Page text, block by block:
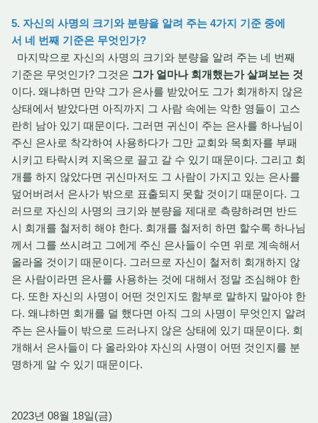
5. 자신의 사명의 크기와 분량을 알려 주는 4가지 기준 중에
서 네 번째 기준은 무엇인가?
마지막으로 자신의 사명의 크기와 분량을 알려 주는 네 번째
기준은 무엇인가? 그것은 그가 얼마나 회개했는가 살펴보는 것
이다. 왜냐하면 만약 그가 은사를 받았어도 그가 회개하지 않은
상태에서 받았다면 아직까지 그 사람 속에는 악한 영들이 고스
란히 남아 있기 때문이다. 그러면 귀신이 주는 은사를 하나님이
주신 은사로 착각하여 사용하다가 그만 교회와 목회자를 부패
시키고 타락시켜 지옥으로 끌고 갈 수 있기 때문이다. 그리고 회
개를 하지 않았다면 귀신마저도 그 사람이 가지고 있는 은사를
덮어버려서 은사가 밖으로 표출되지 못할 것이기 때문이다. 그
러므로 자신의 사명의 크기와 분량을 제대로 측량하려면 반드
시 회개를 철저히 해야 한다. 회개를 철저히 하면 할수록 하나님
께서 그를 쓰시려고 그에게 주신 은사들이 수면 위로 계속해서
올라올 것이기 때문이다. 그러므로 자신이 철저히 회개하지 않
은 사람이라면 은사를 사용하는 것에 대해서 정말 조심해야 한
다. 또한 자신의 사명이 어떤 것인지도 함부로 말하지 말아야 한
다. 왜냐하면 회개를 덜 했다면 아직 그의 사명이 무엇인지 알려
주는 은사들이 밖으로 드러나지 않은 상태에 있기 때문이다. 회
개해서 은사들이 다 올라와야 자신의 사명이 어떤 것인지를 분
명하게 알 수 있기 때문이다.
2023년 08월 18일(금)